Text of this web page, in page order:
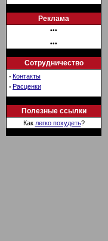
Реклама
•••
•••
Сотрудничество
· Контакты
· Расценки
Полезные ссылки
Как легко похудеть?